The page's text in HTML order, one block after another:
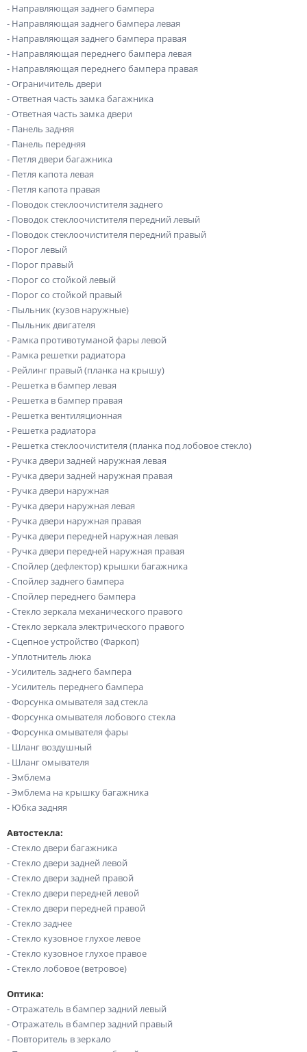
- Направляющая заднего бампера
- Направляющая заднего бампера левая
- Направляющая заднего бампера правая
- Направляющая переднего бампера левая
- Направляющая переднего бампера правая
- Ограничитель двери
- Ответная часть замка багажника
- Ответная часть замка двери
- Панель задняя
- Панель передняя
- Петля двери багажника
- Петля капота левая
- Петля капота правая
- Поводок стеклоочистителя заднего
- Поводок стеклоочистителя передний левый
- Поводок стеклоочистителя передний правый
- Порог левый
- Порог правый
- Порог со стойкой левый
- Порог со стойкой правый
- Пыльник (кузов наружные)
- Пыльник двигателя
- Рамка противотуманой фары левой
- Рамка решетки радиатора
- Рейлинг правый (планка на крышу)
- Решетка в бампер левая
- Решетка в бампер правая
- Решетка вентиляционная
- Решетка радиатора
- Решетка стеклоочистителя (планка под лобовое стекло)
- Ручка двери задней наружная левая
- Ручка двери задней наружная правая
- Ручка двери наружная
- Ручка двери наружная левая
- Ручка двери наружная правая
- Ручка двери передней наружная левая
- Ручка двери передней наружная правая
- Спойлер (дефлектор) крышки багажника
- Спойлер заднего бампера
- Спойлер переднего бампера
- Стекло зеркала механического правого
- Стекло зеркала электрического правого
- Сцепное устройство (Фаркоп)
- Уплотнитель люка
- Усилитель заднего бампера
- Усилитель переднего бампера
- Форсунка омывателя зад стекла
- Форсунка омывателя лобового стекла
- Форсунка омывателя фары
- Шланг воздушный
- Шланг омывателя
- Эмблема
- Эмблема на крышку багажника
- Юбка задняя
Автостекла:
- Стекло двери багажника
- Стекло двери задней левой
- Стекло двери задней правой
- Стекло двери передней левой
- Стекло двери передней правой
- Стекло заднее
- Стекло кузовное глухое левое
- Стекло кузовное глухое правое
- Стекло лобовое (ветровое)
Оптика:
- Отражатель в бампер задний левый
- Отражатель в бампер задний правый
- Повторитель в зеркало